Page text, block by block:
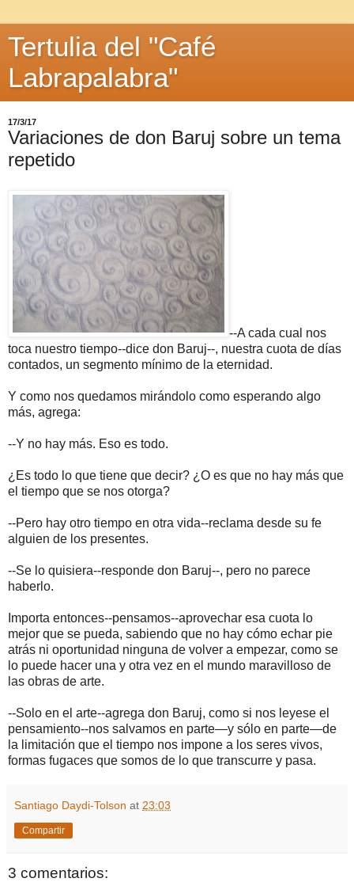
Tertulia del "Café
Labrapalabra"
17/3/17
Variaciones de don Baruj sobre un tema
repetido
--A cada cual nos
toca nuestro tiempo--dice don Baruj--, nuestra cuota de días
contados, un segmento mínimo de la eternidad.
Y como nos quedamos mirándolo como esperando algo
más, agrega:
--Y no hay más. Eso es todo.
¿Es todo lo que tiene que decir? ¿O es que no hay más que
el tiempo que se nos otorga?
--Pero hay otro tiempo en otra vida--reclama desde su fe
alguien de los presentes.
--Se lo quisiera--responde don Baruj--, pero no parece
haberlo.
Importa entonces--pensamos--aprovechar esa cuota lo
mejor que se pueda, sabiendo que no hay cómo echar pie
atrás ni oportunidad ninguna de volver a empezar, como se
lo puede hacer una y otra vez en el mundo maravilloso de
las obras de arte.
--Solo en el arte--agrega don Baruj, como si nos leyese el
pensamiento--nos salvamos en parte—y sólo en parte—de
la limitación que el tiempo nos impone a los seres vivos,
formas fugaces que somos de lo que transcurre y pasa.
Santiago Daydi-Tolson at 23:03
Compartir
3 comentarios: